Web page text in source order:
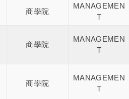
商學院
MANAGEMEN
T
商學院
MANAGEMEN
T
商學院
MANAGEMEN
T